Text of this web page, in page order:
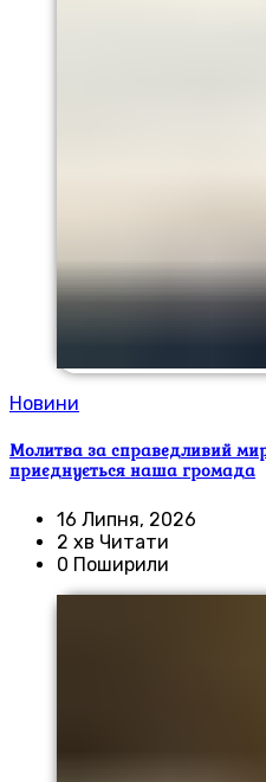
Новини
Молитва за справедливий
приєднується наша громада
16 Липня, 2026
2 хв Читати
0 Поширили